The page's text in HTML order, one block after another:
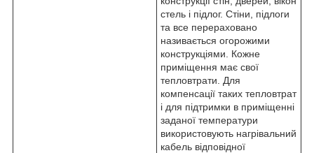
стель і підлог. Стіни, підлоги
та все перераховано
називається огорожими
конструкціями. Кожне
приміщення має свої
тепловтрати. Для
компенсації таких тепловтрат
і для підтримки в приміщенні
заданої температури
використовують нагрівальний
кабель відповідної